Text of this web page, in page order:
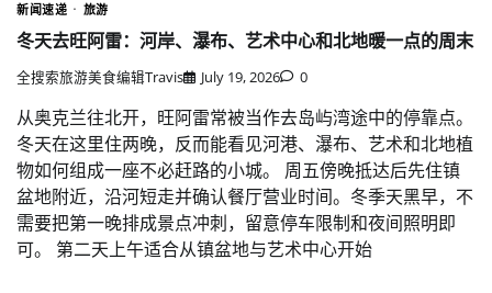
新闻速递 旅游
冬天去旺阿雷：河岸、瀑布、艺术中心和北地暖一点的周末
全搜索旅游美食编辑Travis July 19, 2026 0
从奥克兰往北开，旺阿雷常被当作去岛屿湾途中的停靠点。
冬天在这里住两晚，反而能看见河港、瀑布、艺术和北地植
物如何组成一座不必赶路的小城。 周五傍晚抵达后先住镇
盆地附近，沿河短走并确认餐厅营业时间。冬季天黑早，不
需要把第一晚排成景点冲刺，留意停车限制和夜间照明即
可。 第二天上午适合从镇盆地与艺术中心开始